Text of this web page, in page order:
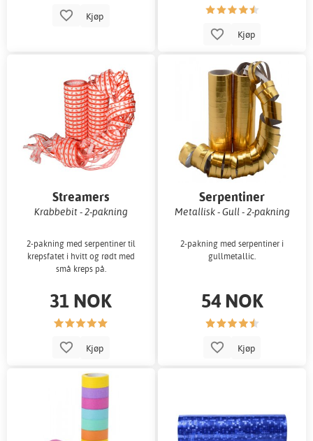
Kjøp
Kjøp
Streamers
Krabbebit - 2-pakning
2-pakning med serpentiner til
krepsfatet i hvitt og rødt med
små kreps på.
31 NOK
Kjøp
Serpentiner
Metallisk - Gull - 2-pakning
2-pakning med serpentiner i
gullmetallic.
54 NOK
Kjøp